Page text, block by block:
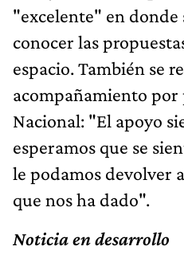
"excelente" en donde
conocer las
espacio. También se
acompañamiento
Nacional: "El apoyo
esperamos que se
le podamos devolver
que nos ha dado".
Noticia en desarrollo